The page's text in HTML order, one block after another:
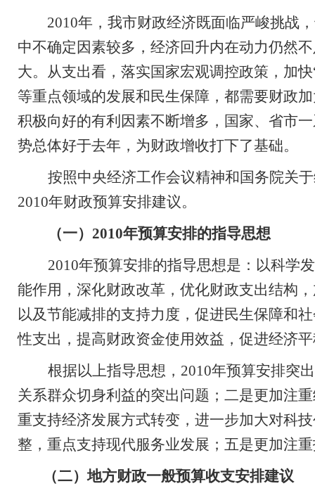
2010年，我市财政经济既面临严峻挑战
中不确定因素较多，经济回升内在动力仍然
大。从支出看，落实国家宏观调控政策，加
等重点领域的发展和民生保障，都需要财政
积极向好的有利因素不断增多， 国家、省市
势总体好于去年，为财政增收打下了基础。
按照中央经济工作会议精神和国务院关
2010年财政预算安排建议。
（一） 2010年预算安排的指导思想
2010年预算安排的指导思想是：以科学
能作用，深化财政改革，优化财政支出结构
以及节能减排的支持力度，促进民生保障和
性支出，提高财政资金使用效益，促进经济
根据以上指导思想， 2010年预算安排突
关系群众切身利益的突出问题；二是更加注
重支持经济发展方式转变， 进一步加大对科
整，重点支持现代服务业发展；五是更加注
（二）地方财政一般预算收支安排建议